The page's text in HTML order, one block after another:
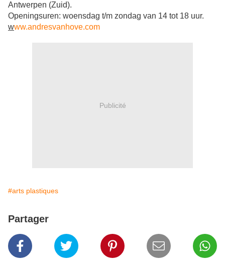
Antwerpen (Zuid).
Openingsuren: woensdag t/m zondag van 14 tot 18 uur.
www.andresvanhove.com
Publicité
#arts plastiques
Partager